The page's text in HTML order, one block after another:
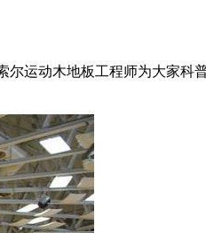
运动木地板工程师为大家科